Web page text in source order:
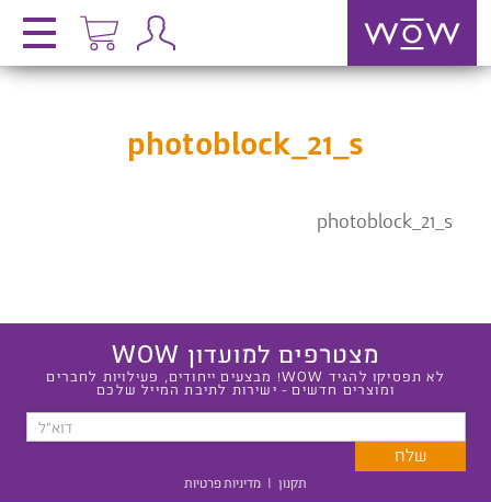
photoblock_21_s
photoblock_21_s
מצטרפים למועדון WOW
לא תפסיקו להגיד WOW! מבצעים ייחודים, פעילויות לחברים
ומוצרים חדשים - ישירות לתיבת המייל שלכם
תקנון | מדיניות פרטיות